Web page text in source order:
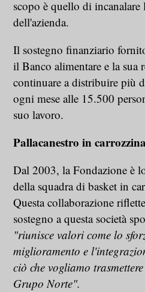
scopo è quello di incanalare
dell'azienda.
Il sostegno finanziario
il Banco alimentare e la sua
continuare a distribuire più
ogni mese alle 15.500
suo lavoro.
Pallacanestro in carrozzina
Dal 2003, la Fondazione è
della squadra di basket in
Questa collaborazione
sostegno a questa società
"riunisce valori come lo
miglioramento e
ciò che vogliamo
Grupo Norte".